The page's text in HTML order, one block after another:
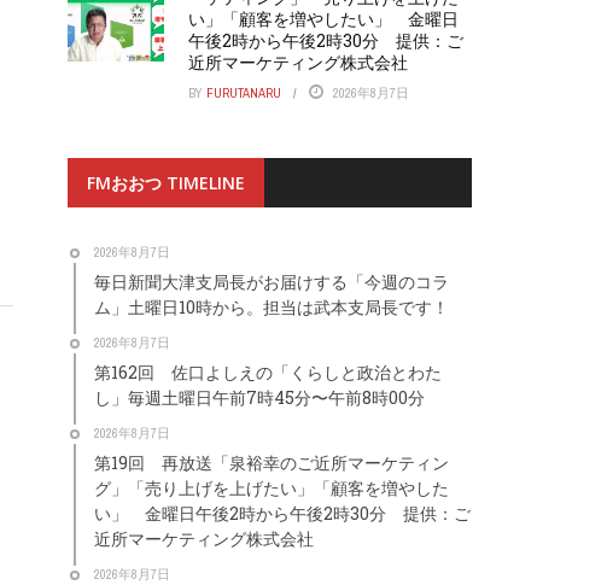
い」「顧客を増やしたい」 金曜日
午後2時から午後2時30分 提供：ご
近所マーケティング株式会社
BY FURUTANARU 2026年8月7日
FMおおつ TIMELINE
2026年8月7日
毎日新聞大津支局長がお届けする「今週のコラ
ム」土曜日10時から。担当は武本支局長です！
2026年8月7日
第162回 佐口よしえの「くらしと政治とわた
し」毎週土曜日午前7時45分〜午前8時00分
2026年8月7日
第19回 再放送「泉裕幸のご近所マーケティン
グ」「売り上げを上げたい」「顧客を増やした
い」 金曜日午後2時から午後2時30分 提供：ご
近所マーケティング株式会社
2026年8月7日